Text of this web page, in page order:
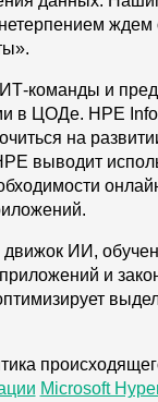
команды и
в ЦОДе. HPE
на
выводит
ИИ,
и
Microsoft